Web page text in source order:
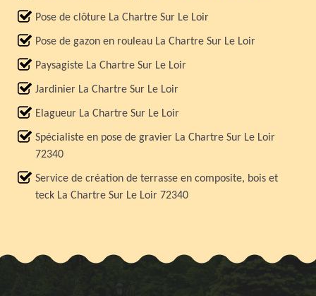
Pose de clôture La Chartre Sur Le Loir
Pose de gazon en rouleau La Chartre Sur Le Loir
Paysagiste La Chartre Sur Le Loir
Jardinier La Chartre Sur Le Loir
Elagueur La Chartre Sur Le Loir
Spécialiste en pose de gravier La Chartre Sur Le Loir
72340
Service de création de terrasse en composite, bois et
teck La Chartre Sur Le Loir 72340